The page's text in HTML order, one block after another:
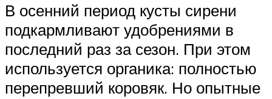
В осенний период кусты сирени
подкармливают удобрениями в
последний раз за сезон. При этом
используется органика: полностью
перепревший коровяк. Но опытные